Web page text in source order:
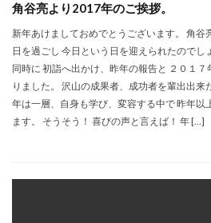
角谷亮より2017年のご挨拶。
新年あけましておめでとうございます。 角谷
日を過ごし 今日という日を迎えられたのでし
同時に 初詣へ出かけ、昨年の報告と ２０１
りました。 沢山の成果者、成功者を輩出出来
年は一層、自身も学び、変容する中で 昨年以
ます。 そうそう！ 喜びの声と言えば！ 年 […]